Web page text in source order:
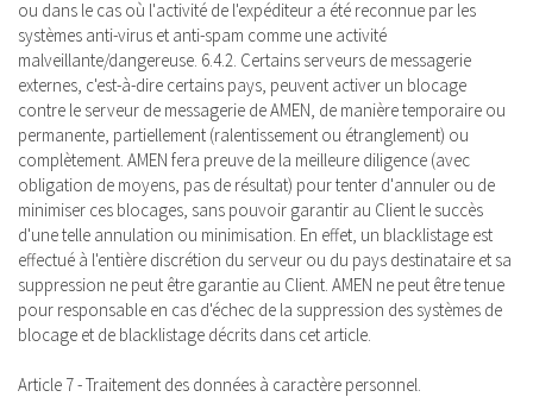
ou dans le cas où l'activité de l'expéditeur a été reconnue par les
systèmes anti-virus et anti-spam comme une activité
malveillante/dangereuse. 6.4.2. Certains serveurs de messagerie
externes, c'est-à-dire certains pays, peuvent activer un blocage
contre le serveur de messagerie de AMEN, de manière temporaire ou
permanente, partiellement (ralentissement ou étranglement) ou
complètement. AMEN fera preuve de la meilleure diligence (avec
obligation de moyens, pas de résultat) pour tenter d'annuler ou de
minimiser ces blocages, sans pouvoir garantir au Client le succès
d'une telle annulation ou minimisation. En effet, un blacklistage est
effectué à l'entière discrétion du serveur ou du pays destinataire et sa
suppression ne peut être garantie au Client. AMEN ne peut être tenue
pour responsable en cas d'échec de la suppression des systèmes de
blocage et de blacklistage décrits dans cet article.
Article 7 - Traitement des données à caractère personnel.